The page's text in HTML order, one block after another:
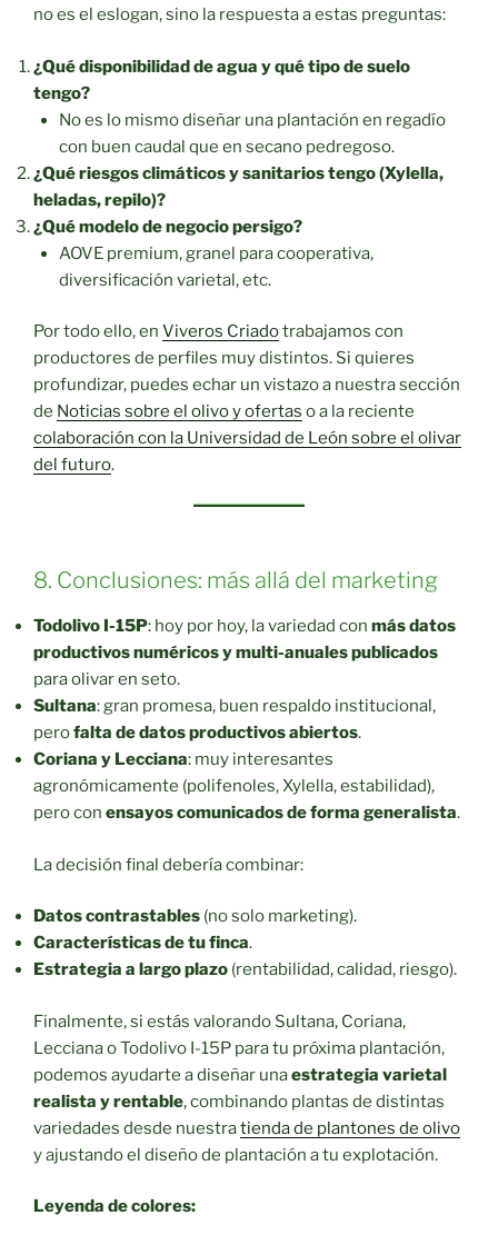
no es el eslogan, sino la respuesta a estas preguntas:
¿Qué disponibilidad de agua y qué tipo de suelo
tengo?
No es lo mismo diseñar una plantación en regadío
con buen caudal que en secano pedregoso.
¿Qué riesgos climáticos y sanitarios tengo (Xylella,
heladas, repilo)?
¿Qué modelo de negocio persigo?
AOVE premium, granel para cooperativa,
diversificación varietal, etc.
Por todo ello, en Viveros Criadotrabajamos con
productores de perfiles muy distintos. Si quieres
profundizar, puedes echar un vistazo a nuestra sección
de Noticias sobre el olivo y ofertas o a la reciente
colaboración con la Universidad de León sobre el olivar
del futuro.
8. Conclusiones: más allá del marketing
Todolivo I-15P: hoy por hoy, la variedad con más datos
productivos numéricos y multi-anuales publicados
para olivar en seto.
Sultana: gran promesa, buen respaldo institucional,
perofalta de datos productivos abiertos.
Coriana y Lecciana: muy interesantes
agronómicamente (polifenoles, Xylella, estabilidad),
pero con ensayos comunicados de forma generalista.
La decisión final debería combinar:
Datos contrastables (no solo marketing).
Características de tu finca.
Estrategia a largo plazo (rentabilidad, calidad, riesgo).
Finalmente, si estás valorando Sultana, Coriana,
Lecciana o Todolivo I-15P para tu próxima plantación,
podemos ayudarte a diseñar unaestrategia varietal
realista y rentable, combinando plantas de distintas
variedades desde nuestratienda de plantones de olivo
y ajustando el diseño de plantación a tu explotación.
Leyenda de colores: